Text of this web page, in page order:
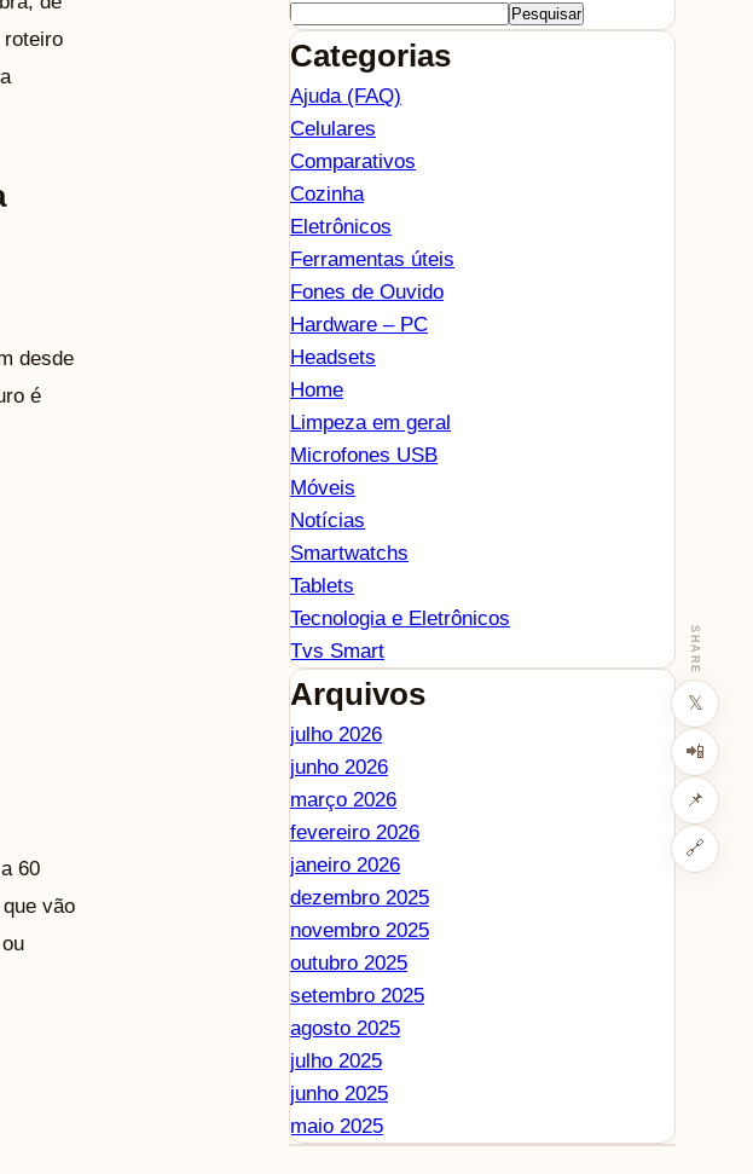
SHARE
𝕏
📲
📌
🔗
roteiro
desde
é
60
vão
Pesquisar
Categorias
Ajuda (FAQ)
Celulares
Comparativos
Cozinha
Eletrônicos
Ferramentas úteis
Fones de Ouvido
Hardware – PC
Headsets
Home
Limpeza em geral
Microfones USB
Móveis
Notícias
Smartwatchs
Tablets
Tecnologia e Eletrônicos
Tvs Smart
Arquivos
julho 2026
junho 2026
março 2026
fevereiro 2026
janeiro 2026
dezembro 2025
novembro 2025
outubro 2025
setembro 2025
agosto 2025
julho 2025
junho 2025
maio 2025